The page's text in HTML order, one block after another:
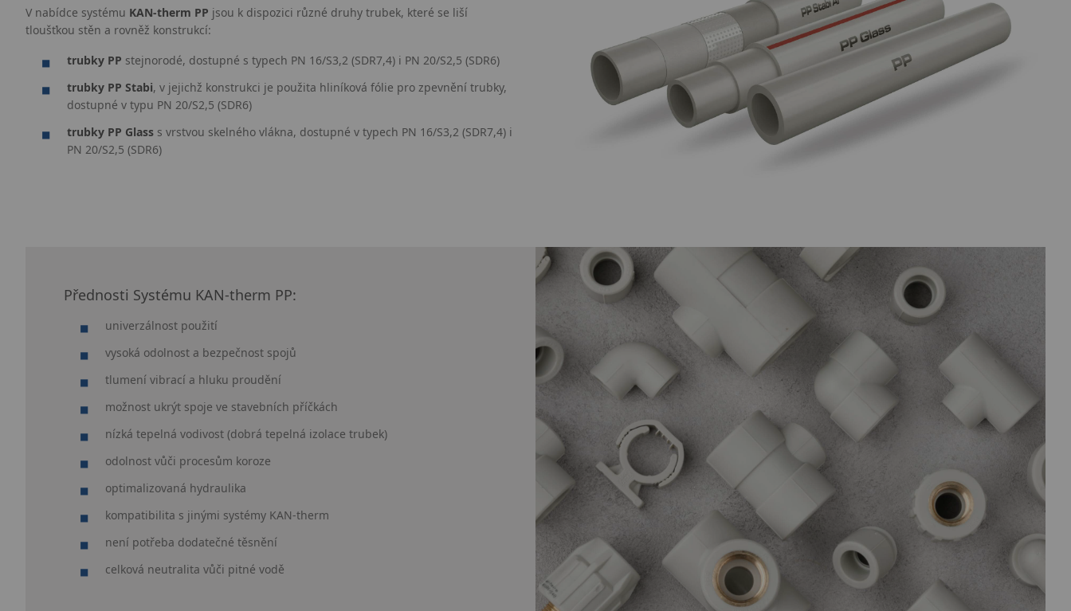
V nabídce systému KAN-therm PP jsou k dispozici různé druhy trubek, které se liší
tloušťkou stěn a rovněž konstrukcí:
trubky PP stejnorodé, dostupné s typech PN 16/S3,2 (SDR7,4) i PN 20/S2,5 (SDR6)
trubky PP Stabi, v jejichž konstrukci je použita hliníková fólie pro zpevnění trubky,
dostupné v typu PN 20/S2,5 (SDR6)
trubky PP Glass s vrstvou skelného vlákna, dostupné v typech PN 16/S3,2 (SDR7,4) i
PN 20/S2,5 (SDR6)
Přednosti Systému KAN-therm PP:
univerzálnost použití
vysoká odolnost a bezpečnost spojů
tlumení vibrací a hluku proudění
možnost ukrýt spoje ve stavebních příčkách
nízká tepelná vodivost (dobrá tepelná izolace trubek)
odolnost vůči procesům koroze
optimalizovaná hydraulika
kompatibilita s jinými systémy KAN-therm
není potřeba dodatečné těsnění
celková neutralita vůči pitné vodě